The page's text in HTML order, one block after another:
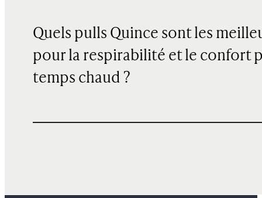
Quels pulls Quince sont les
pour la respirabilité et le confort
temps chaud ?